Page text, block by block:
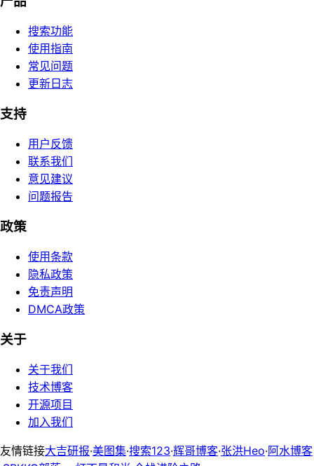
搜索功能
使用指南
常见问题
更新日志
支持
用户反馈
联系我们
意见建议
问题报告
政策
使用条款
隐私政策
免责声明
DMCA政策
关于
关于我们
技术博客
开源项目
加入我们
友情链接大吉研报·美图集·搜索123·辉哥博客·张洪Heo·阿水博客